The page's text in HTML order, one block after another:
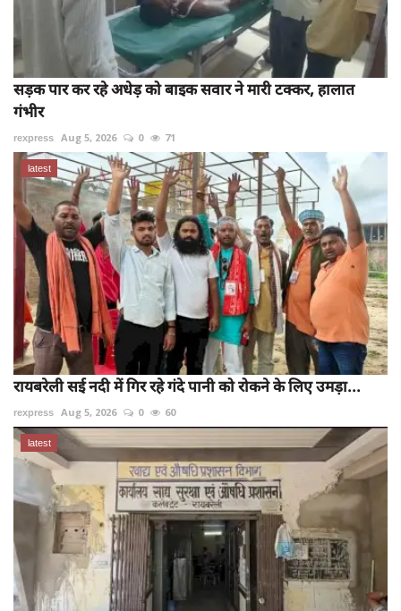
सड़क पार कर रहे अधेड़ को बाइक सवार ने मारी टक्कर, हालात
गंभीर
rexpress Aug 5, 2026 0 71
latest
रायबरेली सई नदी में गिर रहे गंदे पानी को रोकने के लिए उमड़ा...
rexpress Aug 5, 2026 0 60
latest